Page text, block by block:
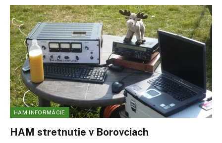
HAM INFORMÁCIE
HAM stretnutie v Borovciach